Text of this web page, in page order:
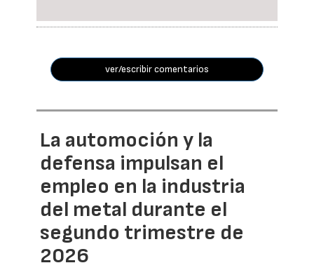
ver/escribir comentarios
La automoción y la
defensa impulsan el
empleo en la industria
del metal durante el
segundo trimestre de
2026